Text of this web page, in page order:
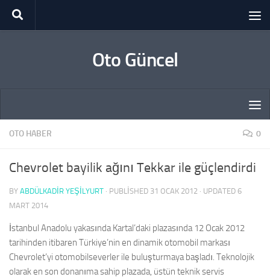
Skip to content
Oto Güncel
OTO HABER 0
Chevrolet bayilik ağını Tekkar ile güçlendirdi
BY ABDÜLKADIR YEŞİLYURT · PUBLISHED 31 OCAK 2012 · UPDATED 6
MART 2014
İstanbul Anadolu yakasında Kartal’daki plazasında 12 Ocak 2012
tarihinden itibaren Türkiye’nin en dinamik otomobil markası
Chevrolet’yi otomobilseverler ile buluşturmaya başladı. Teknolojik
olarak en son donanıma sahip plazada, üstün teknik servis